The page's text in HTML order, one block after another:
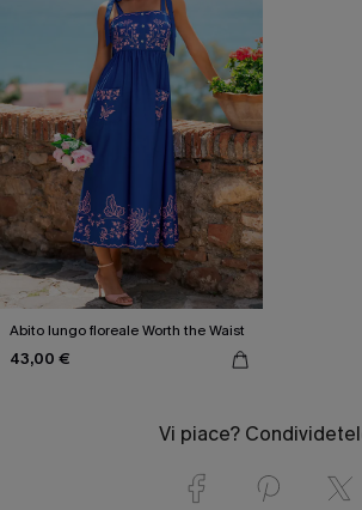
Abito lungo floreale Worth the Waist
43,00 €
Vi piace?